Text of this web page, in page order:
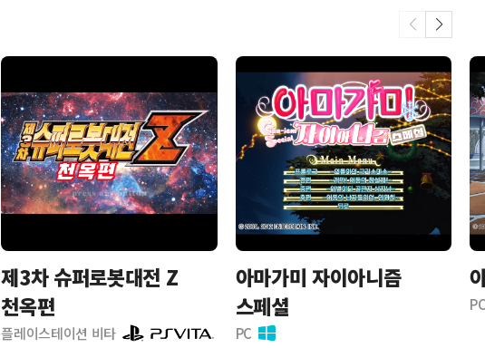
제3차 슈퍼로봇대전 Z
천옥편
플레이스테이션 비타
아마가미 자이아니즘
스페셜
PC